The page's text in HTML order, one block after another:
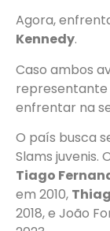
Agora,
Kennedy.
Caso ambos
representante
enfrentar na
O país busca
Slams juvenis.
Tiago
em 2010,
2018, e João